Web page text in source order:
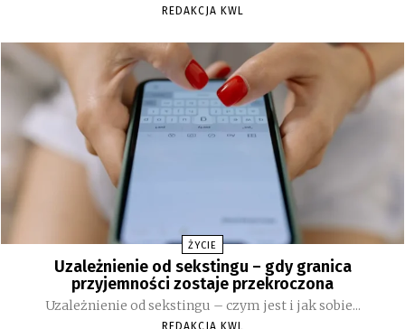
REDAKCJA KWL
ŻYCIE
Uzależnienie od sekstingu – gdy granica
przyjemności zostaje przekroczona
Uzależnienie od sekstingu – czym jest i jak sobie...